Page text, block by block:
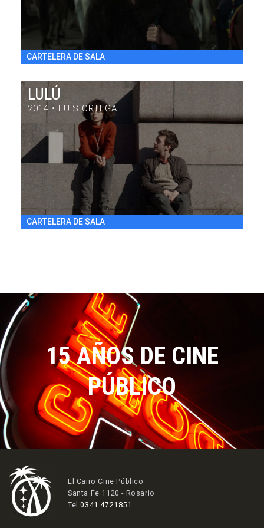
CARTELERA DE SALA
LULÚ
2014 • LUIS ORTEGA
CARTELERA DE SALA
LULÚ
DRAMA / 84' / ARGENTINA / 2014
VIE 31/7 20:30h
15 AÑOS DE CINE
PÚBLICO
El Cairo Cine Público
Santa Fe 1120 - Rosario
Tel0341 4721851